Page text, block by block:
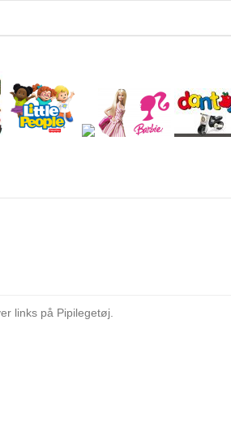
links på Pipilegetøj.